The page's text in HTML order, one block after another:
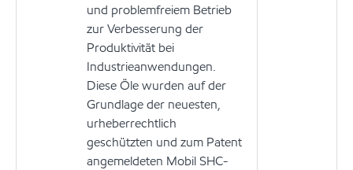
und problemfreiem Betrieb
zur Verbesserung der
Produktivität bei
Industrieanwendungen.
Diese Öle wurden auf der
Grundlage der neuesten,
urheberrechtlich
geschützten und zum Patent
angemeldeten Mobil SHC-